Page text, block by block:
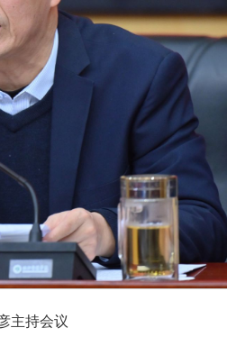
主持会议